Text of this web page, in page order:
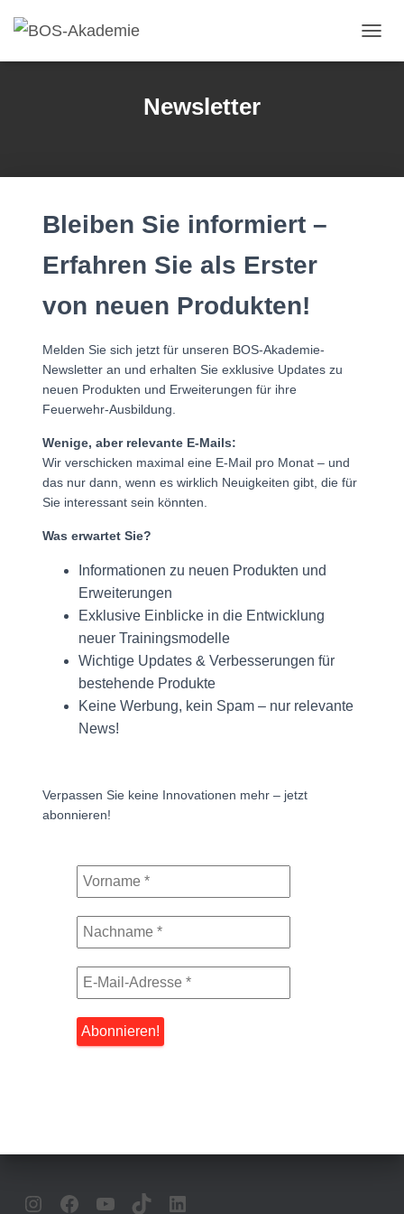
Newsletter
Bleiben Sie informiert –
Erfahren Sie als Erster
von neuen Produkten!
Melden Sie sich jetzt für unseren BOS-Akademie-
Newsletter an und erhalten Sie exklusive Updates zu
neuen Produkten und Erweiterungen für ihre
Feuerwehr-Ausbildung.
Wenige, aber relevante E-Mails:
Wir verschicken maximal eine E-Mail pro Monat – und
das nur dann, wenn es wirklich Neuigkeiten gibt, die für
Sie interessant sein könnten.
Was erwartet Sie?
Informationen zu neuen Produkten und
Erweiterungen
Exklusive Einblicke in die Entwicklung
neuer Trainingsmodelle
Wichtige Updates & Verbesserungen für
bestehende Produkte
Keine Werbung, kein Spam – nur relevante
News!
Verpassen Sie keine Innovationen mehr – jetzt
abonnieren!